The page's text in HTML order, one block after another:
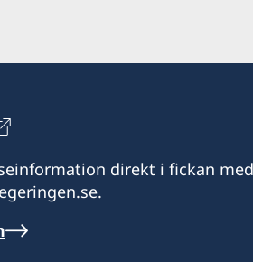
direkt i fickan med